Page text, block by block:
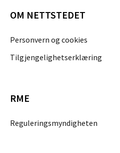
OM NETTSTEDET
Personvern og cookies
Tilgjengelighetserklæring
RME
Reguleringsmyndigheten